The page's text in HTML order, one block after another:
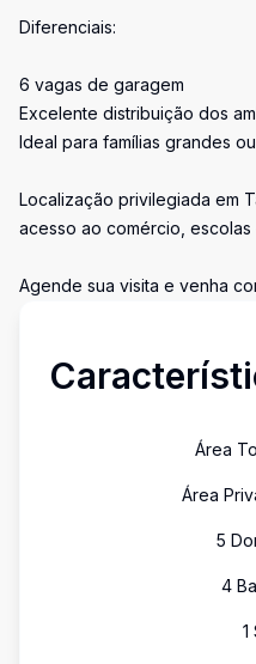
Diferenciais:
6 vagas de garagem
Excelente distribuição dos
Ideal para famílias grandes
Localização privilegiada em
acesso ao comércio,
Agende sua visita e venha
Área
Área
5
4
1